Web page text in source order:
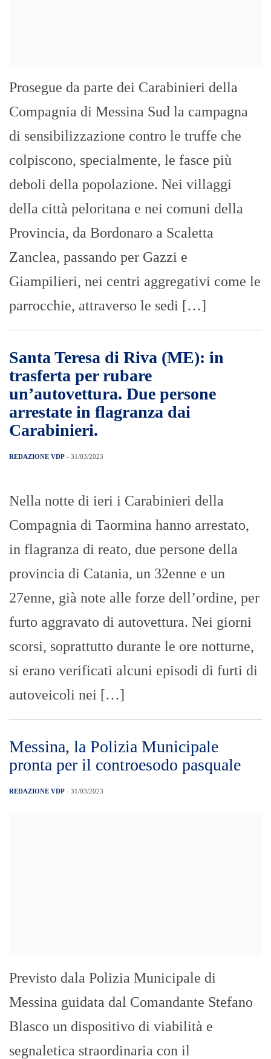
Prosegue da parte dei Carabinieri della
Compagnia di Messina Sud la campagna
di sensibilizzazione contro le truffe che
colpiscono, specialmente, le fasce più
deboli della popolazione. Nei villaggi
della città peloritana e nei comuni della
Provincia, da Bordonaro a Scaletta
Zanclea, passando per Gazzi e
Giampilieri, nei centri aggregativi come le
parrocchie, attraverso le sedi […]
Santa Teresa di Riva (ME): in
trasferta per rubare
un’autovettura. Due persone
arrestate in flagranza dai
Carabinieri.
REDAZIONE VDP - 31/03/2023
Nella notte di ieri i Carabinieri della
Compagnia di Taormina hanno arrestato,
in flagranza di reato, due persone della
provincia di Catania, un 32enne e un
27enne, già note alle forze dell’ordine, per
furto aggravato di autovettura. Nei giorni
scorsi, soprattutto durante le ore notturne,
si erano verificati alcuni episodi di furti di
autoveicoli nei […]
Messina, la Polizia Municipale
pronta per il controesodo pasquale
REDAZIONE VDP - 31/03/2023
Previsto dala Polizia Municipale di
Messina guidata dal Comandante Stefano
Blasco un dispositivo di viabilità e
segnaletica straordinaria con il